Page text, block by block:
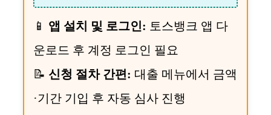
📱 앱 설치 및 로그인: 토스뱅크 앱 다
운로드 후 계정 로그인 필요
📝 신청 절차 간편: 대출 메뉴에서 금액
·기간 기입 후 자동 심사 진행